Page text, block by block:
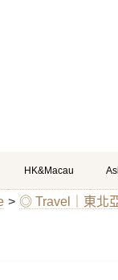
HK&Macau
> ◎ Travel｜東北